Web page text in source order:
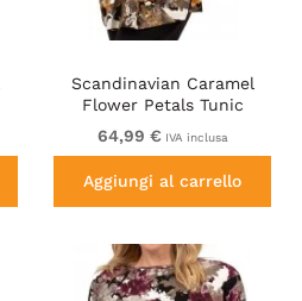
Scandinavian Caramel
Flower Petals Tunic
Orange and Brown
64,99 € IVA inclusa
Aggiungi al carrello